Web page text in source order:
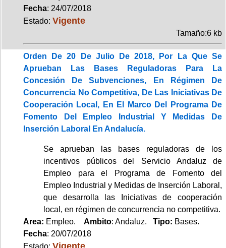
Fecha: 24/07/2018
Estado: Vigente
Tamaño:6 kb
Orden De 20 De Julio De 2018, Por La Que Se
Aprueban Las Bases Reguladoras Para La
Concesión De Subvenciones, En Régimen De
Concurrencia No Competitiva, De Las Iniciativas De
Cooperación Local, En El Marco Del Programa De
Fomento Del Empleo Industrial Y Medidas De
Inserción Laboral En Andalucía.
Se aprueban las bases reguladoras de los
incentivos públicos del Servicio Andaluz de
Empleo para el Programa de Fomento del
Empleo Industrial y Medidas de Inserción Laboral,
que desarrolla las Iniciativas de cooperación
local, en régimen de concurrencia no competitiva.
Area: Empleo. Ambito: Andaluz. Tipo: Bases.
Fecha: 20/07/2018
Estado: Vigente